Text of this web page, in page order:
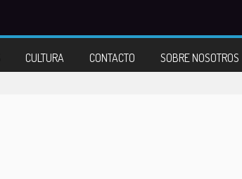
CULTURA CONTACTO SOBRE NOSOTROS